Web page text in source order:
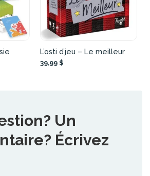
L’osti d’jeu – Le meilleur
39,99 $
Un
Écrivez